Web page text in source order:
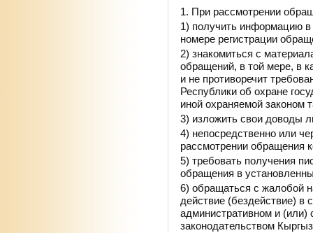
1. При рассмотрении
1) получить информацию
номере регистрации
2) знакомиться с
обращений, в той мере, в
и не противоречит
Республики об охране
иной охраняемой законом
3) изложить свои доводы
4) непосредственно или
рассмотрении обращения
5) требовать получения
обращения в
6) обращаться с жалобой
действие (бездействие) в
административном и (или)
законодательством